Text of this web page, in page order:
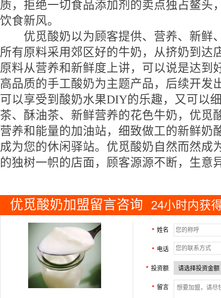
质，拒绝一切食品添加剂的卖点独占鳌头
饮食新风。
优觅酸奶以为顾客提供、营养、新鲜
所有原料采用郊区好的牛奶，从挤奶到达
原料从营养和新鲜度上讲，可以说是达到
高品质的手工酸奶为主题产品，后续开发
可以享受到酸奶水果DIY的乐趣，又可以
茶、酥油茶、新鲜营养的花色牛奶，优觅
营养和能量的加油站，细致做工的新鲜奶
成为您的休闲驿站。优觅酸奶自然而然成
的独树一帜的店面，顾客源源不断，生意
优觅酸奶加盟留言咨询 24小时内获
* 姓名
* 电话
* 投资额
* 留言